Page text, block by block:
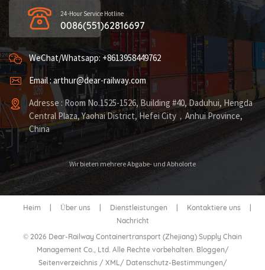
24-Hour Service Hotline
0086(551)62816697
WeChat/Whatsapp: +8613958449762
Email : arthur@dear-railway.com
Adresse : Room No.1525-1526, Building #40, Daduhui, Hengda
Central Plaza, Yaohai District, Hefei City，Anhui Province,
China
Wir bieten mehrere Abgabe- und Abholorte
Heim Über uns Dienstleistungen Kontaktiere uns
Nachricht
© 2026 Dear-Railway Containertransport (Zhejiang) Supply Chain
Management Co., Ltd. Alle Rechte vorbehalten. Bloggen/
Seitenverzeichnis / XML/ Datenschutz-Bestimmungen/